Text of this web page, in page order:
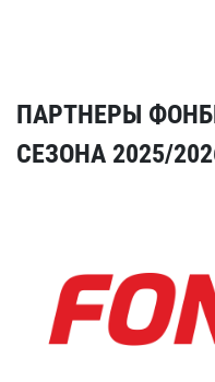
ПАРТНЕРЫ
СЕЗОНА 2025/